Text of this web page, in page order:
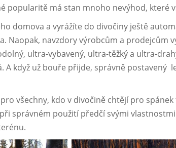
popularitě má stan mnoho nevýhod, které
domova a vyrážíte do divočiny ještě
Naopak, navzdory výrobcům a prodejcům
ultra-vybavený, ultra-těžký a ultra-
A když už bouře přijde, správně postavený
všechny, kdo v divočině chtějí pro
správném použití předčí svými